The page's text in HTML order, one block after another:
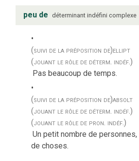
peu de déterminant indéfini complexe
(suivi de la préposition de)ellipt
(jouant le rôle de déterm. indéf.)
Pas beaucoup de temps.
(suivi de la préposition de)absolt
(jouant le rôle de déterm. indéf.)
(jouant le rôle de pron. indéf.)
Un petit nombre de
de choses.